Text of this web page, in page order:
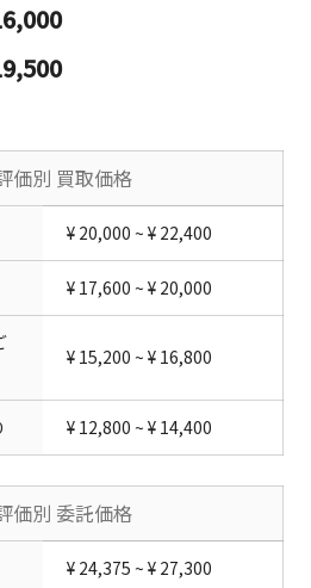
価別 買取価格
¥ 20,000 ~ ¥ 22,400
¥ 17,600 ~ ¥ 20,000
¥ 15,200 ~ ¥ 16,800
¥ 12,800 ~ ¥ 14,400
価別 委託価格
¥ 24,375 ~ ¥ 27,300